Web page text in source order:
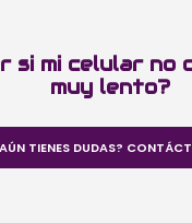
si mi celular no
muy lento?
TIENES DUDAS?